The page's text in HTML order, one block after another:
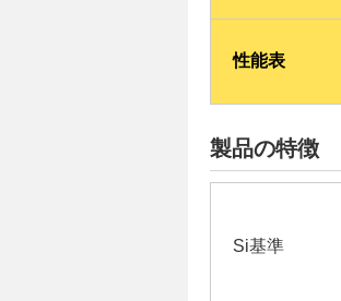
性能表
製品の特徴
Si基準